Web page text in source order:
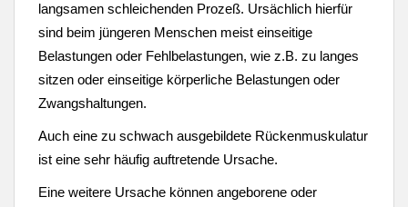
langsamen schleichenden Prozeß. Ursächlich hierfür
sind beim jüngeren Menschen meist einseitige
Belastungen oder Fehlbelastungen, wie z.B. zu langes
sitzen oder einseitige körperliche Belastungen oder
Zwangshaltungen.
Auch eine zu schwach ausgebildete Rückenmuskulatur
ist eine sehr häufig auftretende Ursache.
Eine weitere Ursache können angeborene oder